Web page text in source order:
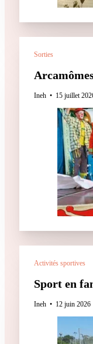
Sorties
Ineh 15 juillet
Activités sportives
Sport en
Ineh 12 juin 2026